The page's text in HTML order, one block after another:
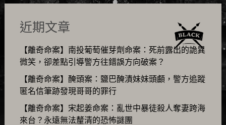
近期文章
【離奇命案】南投葡萄催芽劑命案：死前露出的詭異
微笑，卻差點引導警方往錯誤方向破案？
【離奇命案】醃頭案：鹽巴醃漬妹妹頭顱，警方追蹤
匿名信筆跡發現哥哥的罪行
【離奇命案】宋起姜命案：亂世中暴徒殺人奪妻跨海
來台？永遠無法釐清的恐怖謎團